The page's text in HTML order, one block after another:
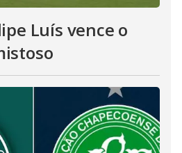
Luís vence o